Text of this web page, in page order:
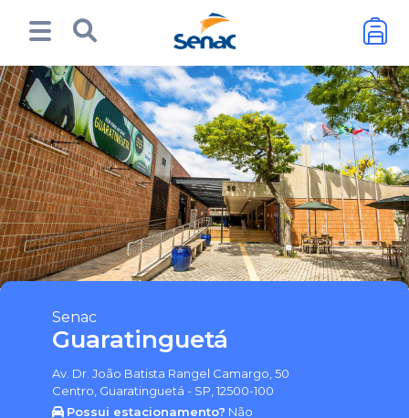
Senac
Guaratinguetá
Av. Dr. João Batista Rangel Camargo, 50
Centro, Guaratinguetá - SP, 12500-100
Possui estacionamento? Não